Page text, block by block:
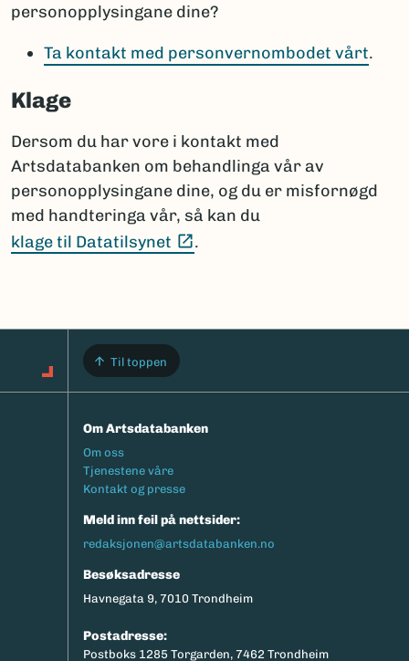
personopplysingane dine?
Ta kontakt med personvernombodet vårt.
Klage
Dersom du har vore i kontakt med
Artsdatabanken om behandlinga vår av
personopplysingane dine, og du er misfornøgd
med handteringa vår, så kan du
klage til Datatilsynet
.
Til toppen
Om Artsdatabanken
Footermeny
Om oss
Tjenestene våre
Kontakt og presse
Meld inn feil på nettsider:
redaksjonen@artsdatabanken.no
Besøksadresse
Havnegata 9, 7010 Trondheim
Postadresse:
Postboks 1285 Torgarden, 7462 Trondheim